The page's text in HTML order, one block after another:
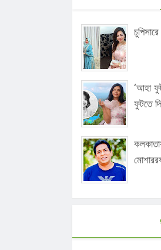
‘আহা
ফুটতে